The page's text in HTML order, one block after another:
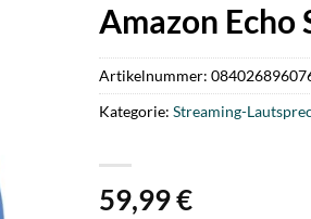
Amazon Echo
59,99€
Artikelnummer:
Kategorie: Streaming-